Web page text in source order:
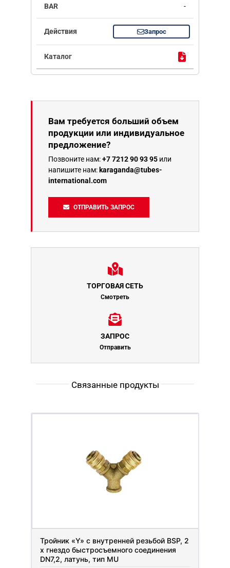
-
Запрос
Вам требуется больший объем
продукции или индивидуальное
предложение?
Позвоните нам:+7 7212 90 93 95 или
напишите нам: karaganda@tubes-
international.com
ОТПРАВИТЬ ЗАПРОС
ТОРГОВАЯ СЕТЬ
Смотреть
ЗАПРОС
Отправить
Связанные продукты
Тройник «Y» с внутренней резьбой BSP, 2
x гнездо быстросъемного соединения
DN7,2, латунь, тип MU